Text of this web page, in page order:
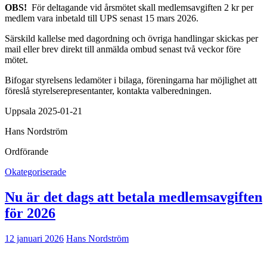
OBS! För deltagande vid årsmötet skall medlemsavgiften 2 kr per
medlem vara inbetald till UPS senast 15 mars 2026.
Särskild kallelse med dagordning och övriga handlingar skickas per
mail eller brev direkt till anmälda ombud senast två veckor före
mötet.
Bifogar styrelsens ledamöter i bilaga, föreningarna har möjlighet att
föreslå styrelserepresentanter, kontakta valberedningen.
Uppsala 2025-01-21
Hans Nordström
Ordförande
Okategoriserade
Nu är det dags att betala medlemsavgiften
för 2026
12 januari 2026 Hans Nordström